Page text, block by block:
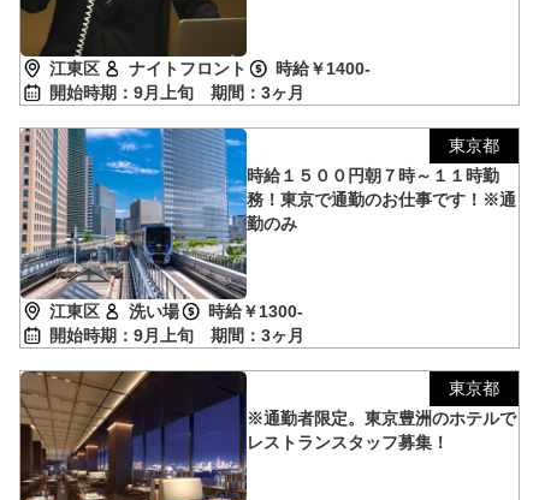
江東区 ナイトフロント
時給￥1400-
開始時期：9月上旬 期間：3ヶ月
東京都
時給１５００円朝７時～１１時勤
務！東京で通勤のお仕事です！※通
勤のみ
江東区 洗い場
時給￥1300-
開始時期：9月上旬 期間：3ヶ月
東京都
※通勤者限定。東京豊洲のホテルで
レストランスタッフ募集！